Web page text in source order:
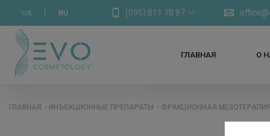
UA RU (095) 811 78 87
ГЛАВНАЯ О
ГЛАВНАЯ ИНЪЕКЦИОННЫЕ ПРЕПАРАТЫ ФРАКЦИОННАЯ